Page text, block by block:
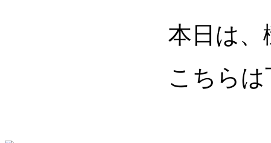
本日は、
こちら